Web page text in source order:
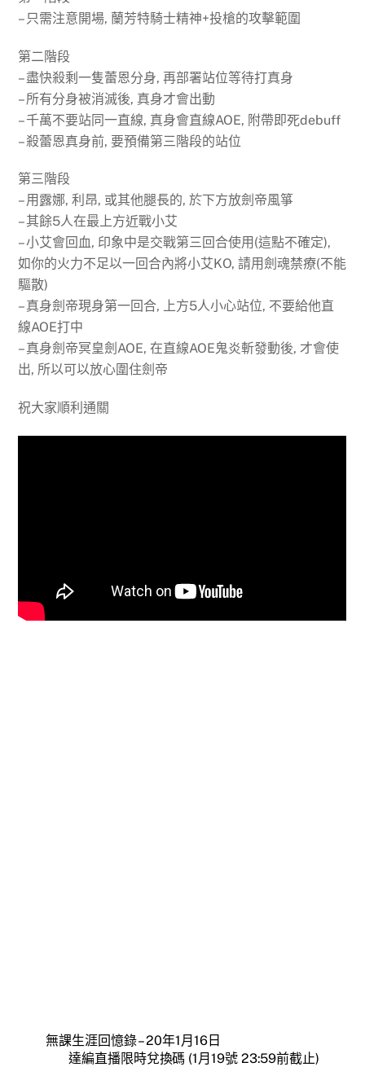
– 只需注意開場, 蘭芳特騎士精神+投槍的攻擊範圍
第二階段
– 盡快殺剩一隻蕾恩分身, 再部署站位等待打真身
– 所有分身被消滅後, 真身才會出動
– 千萬不要站同一直線, 真身會直線AOE, 附帶即死debuff
– 殺蕾恩真身前, 要預備第三階段的站位
第三階段
– 用露娜, 利昂, 或其他腿長的, 於下方放劍帝風箏
– 其餘5人在最上方近戰小艾
– 小艾會回血, 印象中是交戰第三回合使用(這點不確定),
如你的火力不足以一回合內將小艾KO, 請用劍魂禁療(不能
驅散)
– 真身劍帝現身第一回合, 上方5人小心站位, 不要給他直
線AOE打中
– 真身劍帝冥皇劍AOE, 在直線AOE鬼炎斬發動後, 才會使
出, 所以可以放心圍住劍帝
祝大家順利通關
無課生涯回憶錄 – 20年1月16日
達編直播限時兌換碼 (1月19號 23:59前截止)